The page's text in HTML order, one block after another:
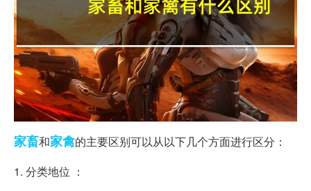
家畜和家禽的主要区别可以从以下几个方面进行区分：
1. 分类地位 ：